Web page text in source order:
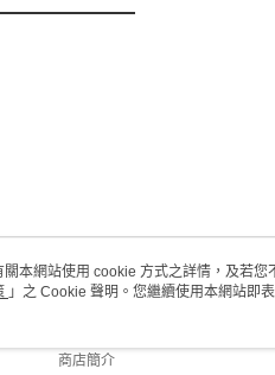
關於我們
商店簡介
本網站使用 cookie 方式之詳情，及若
」之 Cookie 聲明。您繼續使用本網站即